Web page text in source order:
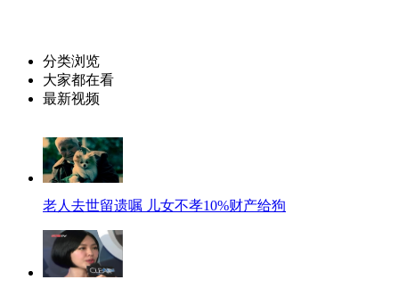
分类浏览
大家都在看
最新视频
老人去世留遗嘱 儿女不孝10%财产给狗